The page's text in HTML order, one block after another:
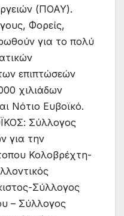
(ΠΟΑΥ).
Φορείς,
για το πολύ
επιπτώσεών
χιλιάδων
Νότιο Ευβοϊκό.
Σύλλογος
για την
Κολοβρέχτη-
Σύλλογος
– Σύλλογος